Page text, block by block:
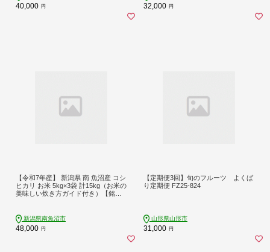
40,000 円 32,000 円
【令和7年産】 新潟県 南 魚沼産 コシ
ヒカリ お米 5kg×3袋 計15kg（お米の
美味しい炊き方ガイド付き）【銘柄
米 こめ コメ ご飯 御飯 ごはん】
新潟県南魚沼市
48,000 円
【定期便3回】旬のフルーツ よくば
り定期便 FZ25-824
山形県山形市
31,000 円